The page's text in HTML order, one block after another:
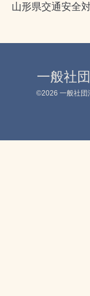
山形県交通安全
一般社
©2026 一般社団